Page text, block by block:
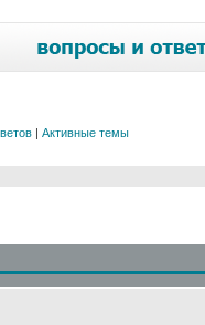
| Активные темы